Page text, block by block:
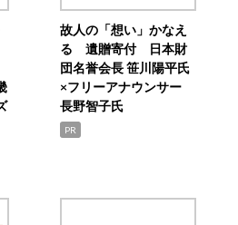
故人の「想い」かなえ
る 遺贈寄付 日本財
団名誉会長 笹川陽平氏
×フリーアナウンサー
長野智子氏
PR